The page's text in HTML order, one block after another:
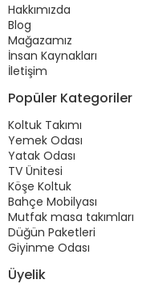
Hakkımızda
Blog
Mağazamız
İnsan Kaynakları
İletişim
Popüler Kategoriler
Koltuk Takımı
Yemek Odası
Yatak Odası
TV Ünitesi
Köşe Koltuk
Bahçe Mobilyası
Mutfak masa takımları
Düğün Paketleri
Giyinme Odası
Üyelik